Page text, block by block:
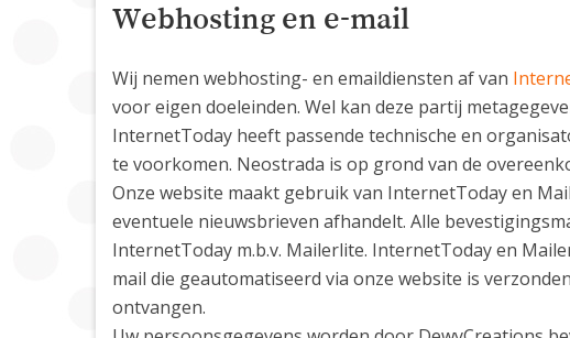
Webhosting en e-mail
Wij nemen webhosting- en emaildiensten af van
voor eigen doeleinden. Wel kan deze partij
InternetToday heeft passende technische en
te voorkomen. Neostrada is op grond van de
Onze website maakt gebruik van InternetToday en
eventuele nieuwsbrieven afhandelt. Alle
InternetToday m.b.v. Mailerlite. InternetToday en
mail die geautomatiseerd via onze website is
ontvangen.